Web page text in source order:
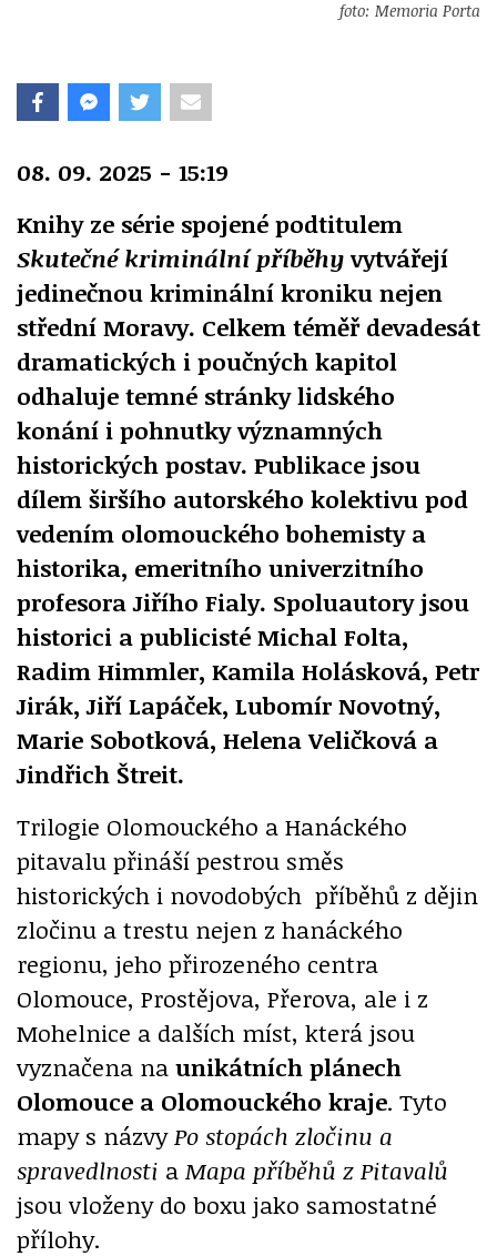
foto: Memoria Porta
08. 09. 2025 - 15:19
Knihy ze série spojené podtitulem
Skutečné kriminální příběhyvytvářejí
jedinečnou kriminální kroniku nejen
střední Moravy. Celkem téměř devadesát
dramatických i poučných kapitol
odhaluje temné stránky lidského
konání i pohnutky významných
historických postav. Publikace jsou
dílem širšího autorského kolektivu pod
vedením olomouckého bohemisty a
historika, emeritního univerzitního
profesora Jiřího Fialy. Spoluautory jsou
historici a publicisté Michal Folta,
Radim Himmler, Kamila Holásková, Petr
Jirák, Jiří Lapáček, Lubomír Novotný,
Marie Sobotková, Helena Veličková a
Jindřich Štreit.
Trilogie Olomouckého a Hanáckého
pitavalu přináší pestrou směs
historických i novodobých příběhů z dějin
zločinu a trestu nejen z hanáckého
regionu, jeho přirozeného centra
Olomouce, Prostějova, Přerova, ale i z
Mohelnice a dalších míst, která jsou
vyznačena na unikátních plánech
Olomouce a Olomouckého kraje. Tyto
mapy s názvy Po stopách zločinu a
spravedlnosti a Mapa příběhů z Pitavalů
jsou vloženy do boxu jako samostatné
přílohy.